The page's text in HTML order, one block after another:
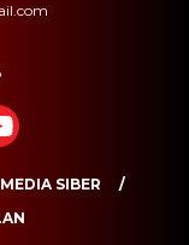
SIBER